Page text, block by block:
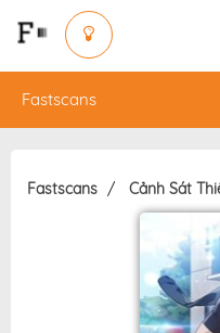
Fastscans
Fastscans Cảnh Sát